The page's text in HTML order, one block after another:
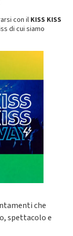
con il KISS KISS
di cui siamo
che
spettacolo e